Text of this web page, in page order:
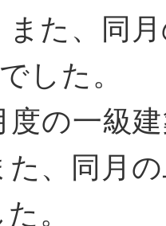
た、同
した。
度の一級
た、同月
。